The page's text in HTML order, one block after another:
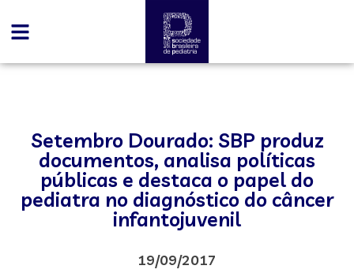
Setembro Dourado: SBP produz
documentos, analisa políticas
públicas e destaca o papel do
pediatra no diagnóstico do câncer
infantojuvenil
19/09/2017